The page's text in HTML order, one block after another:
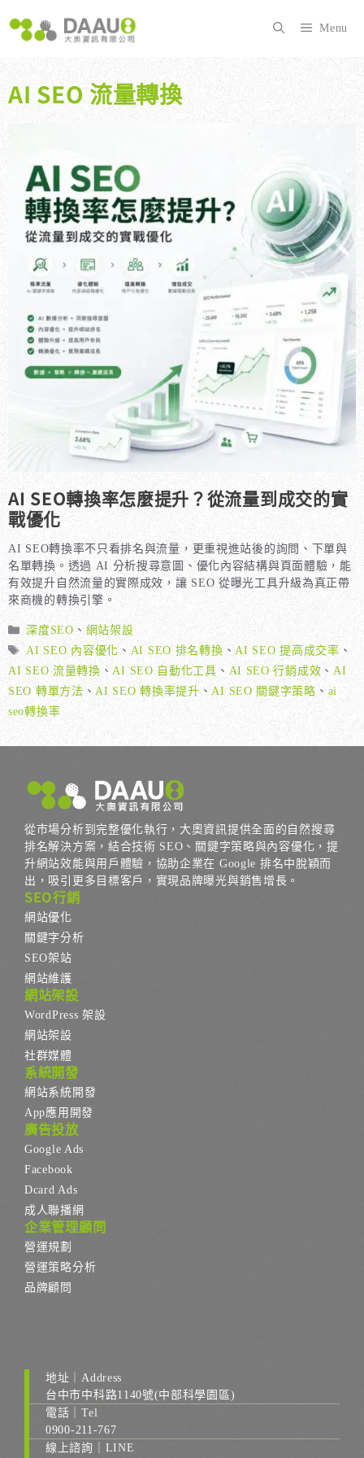
至
內
容
Menu
AI SEO 流量轉換
AI SEO轉換率怎麼提升？從流量到成交的實
戰優化
AI SEO轉換率不只看排名與流量，更重視進站後的詢問、下單與
名單轉換。透過 AI 分析搜尋意圖、優化內容結構與頁面體驗，能
有效提升自然流量的實際成效，讓 SEO 從曝光工具升級為真正帶
來商機的轉換引擎。
分
類
深度SEO 、 網站架設
標
籤
AI SEO 內容優化 、 AI SEO 排名轉換 、 AI SEO 提高成交率 、
AI SEO 流量轉換 、 AI SEO 自動化工具 、 AI SEO 行銷成效 、 AI
SEO 轉單方法 、 AI SEO 轉換率提升 、 AI SEO 關鍵字策略 、 ai
seo轉換率
從市場分析到完整優化執行，大奧資訊提供全面的自然搜尋
排名解決方案，結合技術 SEO、關鍵字策略與內容優化，提
升網站效能與用戶體驗，協助企業在 Google 排名中脫穎而
出，吸引更多目標客戶，實現品牌曝光與銷售增長。
SEO行銷
網站優化
關鍵字分析
SEO架站
網站維護
網站架設
WordPress 架設
網站架設
社群媒體
系統開發
網站系統開發
App應用開發
廣告投放
Google Ads
Facebook
Dcard Ads
成人聯播網
企業管理顧問
營運規劃
營運策略分析
品牌顧問
地址｜Address
台中市中科路1140號(中部科學園區)
電話｜Tel
0900-211-767
線上諮詢｜LINE